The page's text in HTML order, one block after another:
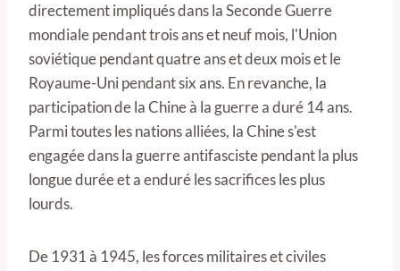
directement impliqués dans la Seconde Guerre
mondiale pendant trois ans et neuf mois, l'Union
soviétique pendant quatre ans et deux mois et le
Royaume-Uni pendant six ans. En revanche, la
participation de la Chine à la guerre a duré 14 ans.
Parmi toutes les nations alliées, la Chine s'est
engagée dans la guerre antifasciste pendant la plus
longue durée et a enduré les sacrifices les plus
lourds.
De 1931 à 1945, les forces militaires et civiles